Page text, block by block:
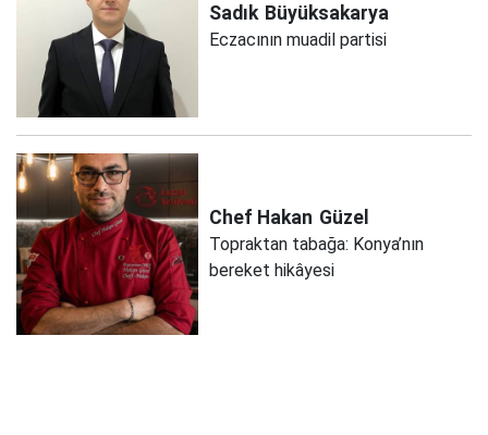
Sadık Büyüksakarya
Eczacının muadil partisi
Chef Hakan Güzel
Topraktan tabağa: Konya’nın
bereket hikâyesi